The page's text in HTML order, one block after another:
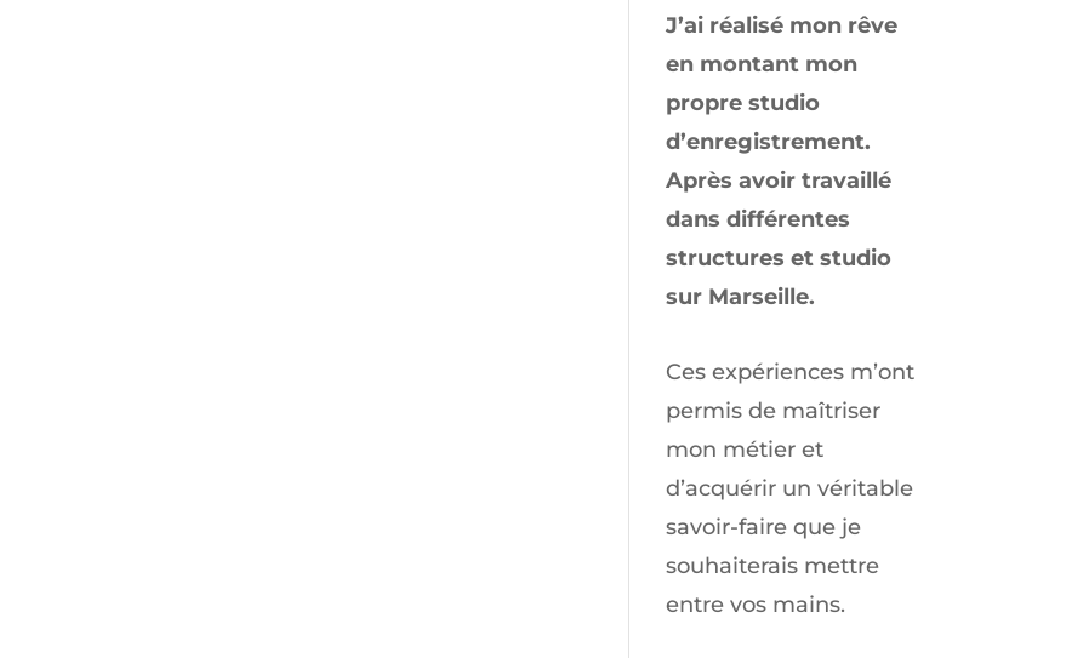
J’ai réalisé mon rêve
en montant mon
propre studio
d’enregistrement.
Après avoir travaillé
dans différentes
structures et studio
sur Marseille.
Ces expériences m’ont
permis de maîtriser
mon métier et
d’acquérir un véritable
savoir-faire que je
souhaiterais mettre
entre vos mains.